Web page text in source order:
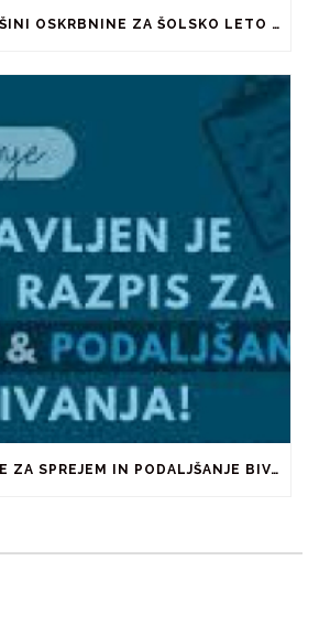
OBVESTILO O VIŠINI OSKRBNINE ZA ŠOLSKO LETO 2026/2027
ODPRTE PROŠNJE ZA SPREJEM IN PODALJŠANJE BIVANJA V ŠTUDENTSKIH DOMOVIH IN PRI ZASEBNIKIH